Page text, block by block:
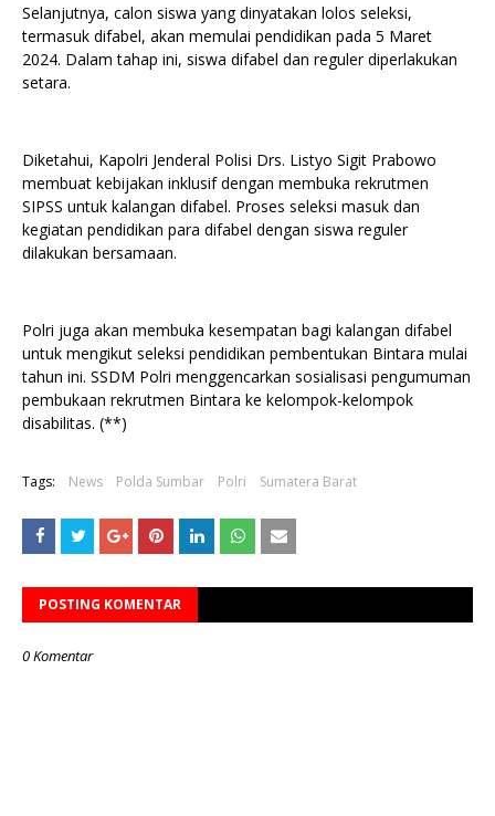
Selanjutnya, calon siswa yang dinyatakan lolos seleksi,
termasuk difabel, akan memulai pendidikan pada 5 Maret
2024. Dalam tahap ini, siswa difabel dan reguler diperlakukan
setara.
Diketahui, Kapolri Jenderal Polisi Drs. Listyo Sigit Prabowo
membuat kebijakan inklusif dengan membuka rekrutmen
SIPSS untuk kalangan difabel. Proses seleksi masuk dan
kegiatan pendidikan para difabel dengan siswa reguler
dilakukan bersamaan.
Polri juga akan membuka kesempatan bagi kalangan difabel
untuk mengikut seleksi pendidikan pembentukan Bintara mulai
tahun ini. SSDM Polri menggencarkan sosialisasi pengumuman
pembukaan rekrutmen Bintara ke kelompok-kelompok
disabilitas. (**)
Tags: News Polda Sumbar Polri Sumatera Barat
POSTING KOMENTAR
0 Komentar